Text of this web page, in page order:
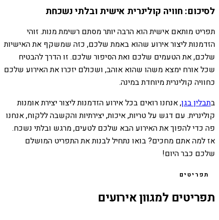
לסיכום: חוויה קולינרית אישית ובלתי נשכחת
תפריט מותאם אישית הוא הרבה יותר מסתם רשימת מנות. זוהי
הזדמנות ליצור אירוע שהוא באמת שלכם, כזה שמשקף את האישיות
שלכם, את הטעמים שלכם ואת הסיפור שלכם. זו הדרך להבטיח
שכל אורח ימצא משהו שהוא אוהב, ושכולם יזכרו את האירוע שלכם
כחוויה קולינרית מיוחדת במינה.
בתבלין בגן, אנחנו רואים בכל אירוע הזדמנות ליצור יצירת אומנות
קולינרית. עם דגש על טריות, איכות, יצירתיות והקשבה ללקוח, אנחנו
פה כדי להפוך את האירוע הבא שלכם לטעים, מרגש ובלתי נשכח.
אז למה אתם מחכים? בואו נתחיל לבנות את התפריט המושלם
שלכם כבר היום!
תפריטים
תפריטים למגוון אירועים